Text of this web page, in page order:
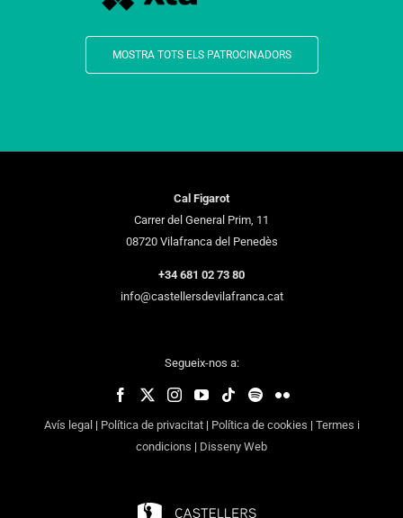
MOSTRA TOTS ELS PATROCINADORS
Cal Figarot
Carrer del General Prim, 11
08720 Vilafranca del Penedès
+34 681 02 73 80
info@castellersdevilafranca.cat
Segueix-nos a:
Avís legal | Política de privacitat| Política de cookies | Termes i
condicions | Disseny Web